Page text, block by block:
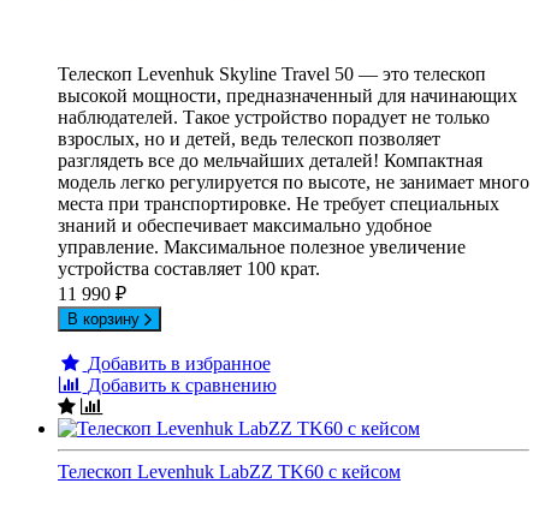
Телескоп Levenhuk Skyline Travel 50 — это телескоп
высокой мощности, предназначенный для начинающих
наблюдателей. Такое устройство порадует не только
взрослых, но и детей, ведь телескоп позволяет
разглядеть все до мельчайших деталей! Компактная
модель легко регулируется по высоте, не занимает много
места при транспортировке. Не требует специальных
знаний и обеспечивает максимально удобное
управление. Максимальное полезное увеличение
устройства составляет 100 крат.
11 990 ₽
В корзину
Добавить в избранное
Добавить к сравнению
Телескоп Levenhuk LabZZ TK60 с кейсом